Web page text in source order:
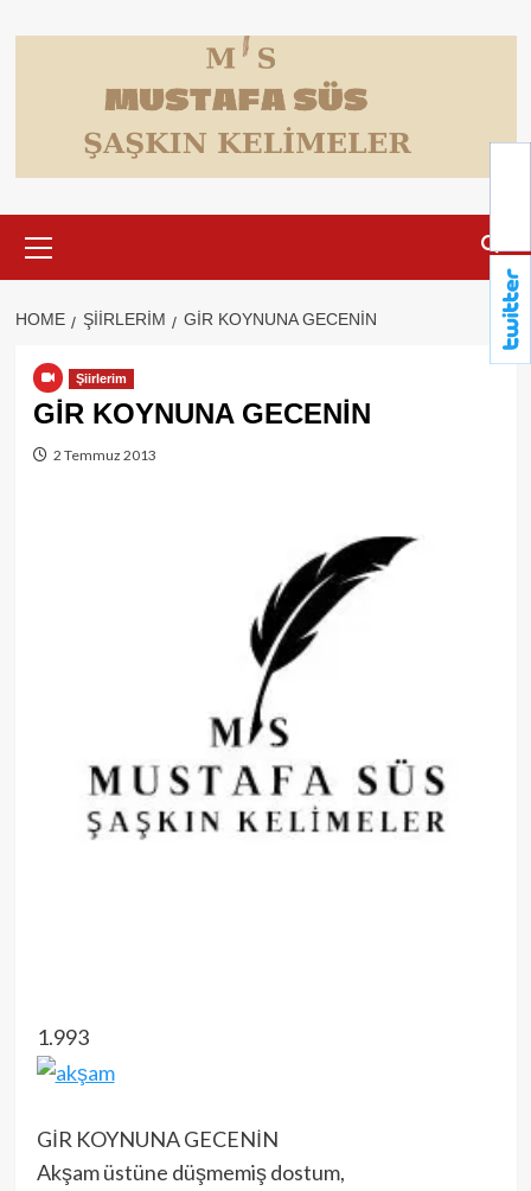
to
Menu
HOME ŞIIRLERIM GİR KOYNUNA GECENİN
Şiirlerim
GİR KOYNUNA GECENİN
2 Temmuz 2013
1.993
GİR KOYNUNA GECENİN
Akşam üstüne düşmemiş dostum,